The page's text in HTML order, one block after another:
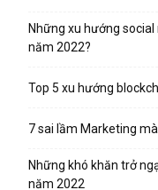
Những xu hướng
năm 2022?
Top 5 xu hướng
7 sai lầm Marketing
Những khó khăn trở
năm 2022